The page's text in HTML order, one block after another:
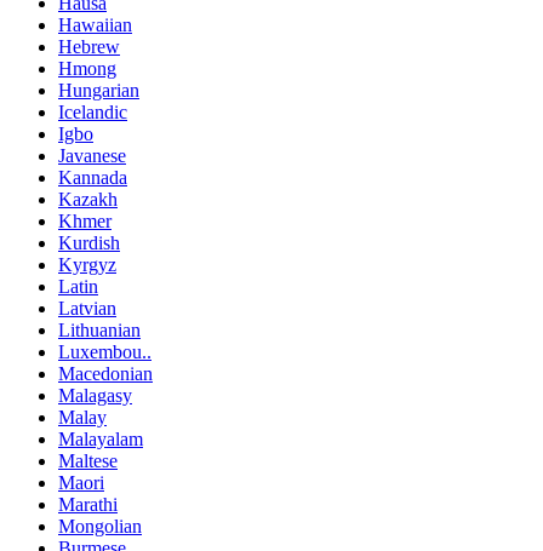
Hawaiian
Hebrew
Hmong
Hungarian
Icelandic
Igbo
Javanese
Kannada
Kazakh
Khmer
Kurdish
Kyrgyz
Latin
Latvian
Lithuanian
Luxembou..
Macedonian
Malagasy
Malay
Malayalam
Maltese
Maori
Marathi
Mongolian